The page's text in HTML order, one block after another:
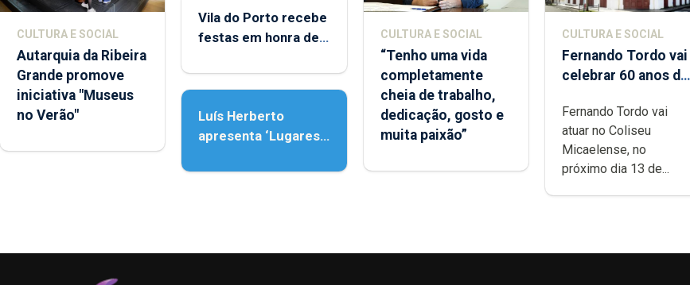
CULTURA E SOCIAL
Autarquia da Ribeira
Grande promove
iniciativa "Museus
no Verão"
Vila do Porto recebe
festas em honra de
Assunção
Luís Herberto
apresenta ‘Lugares
CULTURA E SOCIAL
“Tenho uma vida
completamente
cheia de trabalho,
dedicação, gosto e
muita paixão”
CULTURA E SOCIAL
Fernando Tordo vai
celebrar 60 anos de
Micaelense
Fernando Tordo vai
atuar no Coliseu
Micaelense, no
próximo dia 13 de...